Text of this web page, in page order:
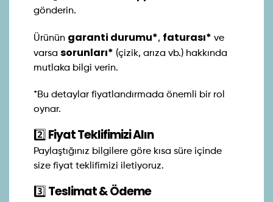
gönderin.
Ürünün garanti durumu*, faturası* ve
varsa sorunları* (çizik, arıza vb.) hakkında
mutlaka bilgi verin.
*Bu detaylar fiyatlandırmada önemli bir rol
oynar.
2️⃣ Fiyat Teklifimizi Alın
Paylaştığınız bilgilere göre kısa süre içinde
size fiyat teklifimizi iletiyoruz.
3️⃣ Teslimat & Ödeme